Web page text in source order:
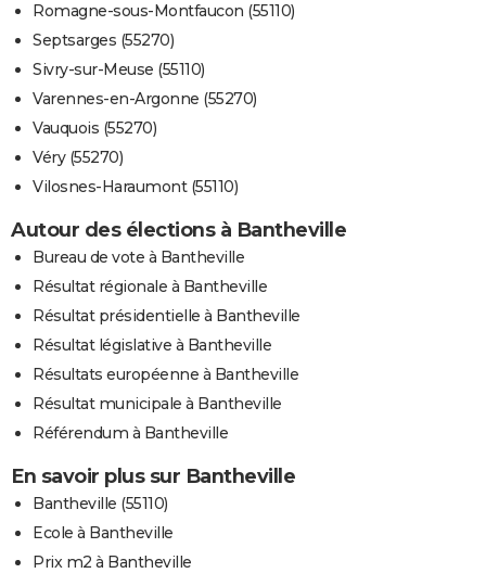
Romagne-sous-Montfaucon (55110)
Septsarges (55270)
Sivry-sur-Meuse (55110)
Varennes-en-Argonne (55270)
Vauquois (55270)
Véry (55270)
Vilosnes-Haraumont (55110)
Autour des élections à Bantheville
Bureau de vote à Bantheville
Résultat régionale à Bantheville
Résultat présidentielle à Bantheville
Résultat législative à Bantheville
Résultats européenne à Bantheville
Résultat municipale à Bantheville
Référendum à Bantheville
En savoir plus sur Bantheville
Bantheville (55110)
Ecole à Bantheville
Prix m2 à Bantheville